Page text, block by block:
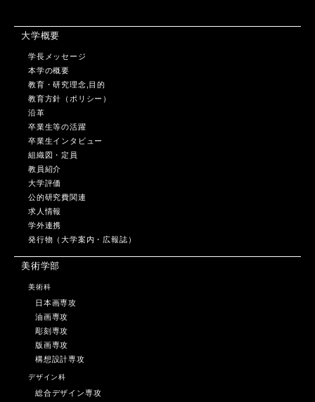
大学概要
学長メッセージ
本学の概要
教育・研究理念,目的
教育方針（ポリシー）
沿革
卒業生等の活躍
卒業生インタビュー
組織図・定員
教員紹介
大学評価
公的研究費関連
求人情報
学外連携
発行物（大学案内・広報誌）
美術学部
美術科
日本画専攻
油画専攻
彫刻専攻
版画専攻
構想設計専攻
デザイン科
総合デザイン専攻